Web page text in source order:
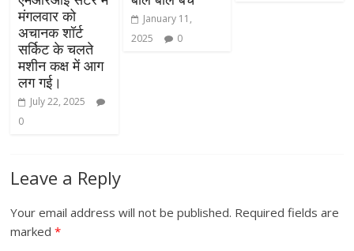
मंगलवार को
अचानक शॉर्ट
सर्किट के चलते
मशीन कक्ष में आग
लग गई।
July 22, 2025
0
January 11,
2025
0
Leave a Reply
Your email address will not be published. Required fields are
marked*